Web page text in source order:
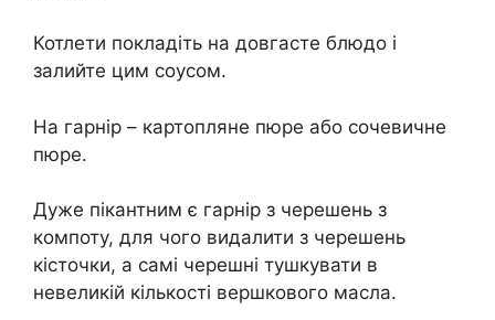
Котлети покладіть на довгасте блюдо і
залийте цим соусом.
На гарнір – картопляне пюре або сочевичне
пюре.
Дуже пікантним є гарнір з черешень з
компоту, для чого видалити з черешень
кісточки, а самі черешні тушкувати в
невеликій кількості вершкового масла.